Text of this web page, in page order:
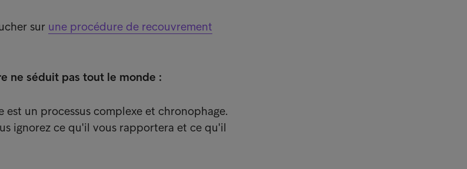
sur une procédure de recouvrement
ne séduit pas tout le monde :
un processus complexe et chronophage.
ignorez ce qu'il vous rapportera et ce qu'il